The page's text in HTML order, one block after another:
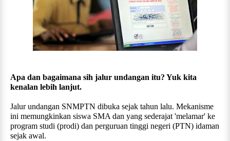
Apa dan bagaimana sih jalur undangan itu? Yuk kita
kenalan lebih lanjut.
Jalur undangan SNMPTN dibuka sejak tahun lalu. Mekanisme
ini memungkinkan siswa SMA dan yang sederajat 'melamar' ke
program studi (prodi) dan perguruan tinggi negeri (PTN) idaman
sejak awal.